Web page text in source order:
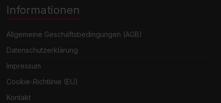
Informationen
Allgemeine Geschäftsbedingungen (AGB)
Datenschutzerklärung
Impressum
Cookie-Richtlinie (EU)
Kontakt